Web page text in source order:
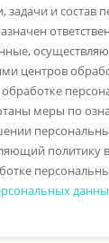
задачи и
центров
меры по
политику